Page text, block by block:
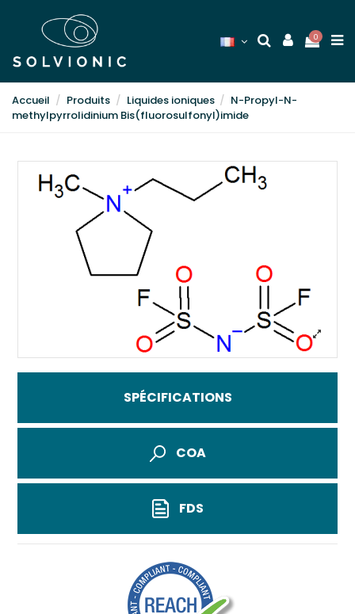
0
Accueil Produits Liquides ioniques
N-Propyl-N-
methylpyrrolidinium Bis(fluorosulfonyl)imide
SPÉCIFICATIONS
COA
FDS